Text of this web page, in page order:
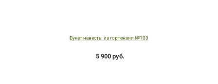
Букет невесты из гортензии №100
5 900 руб.